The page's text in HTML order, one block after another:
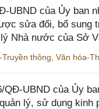
UBND của Ủy ban
sửa đổi, bổ sung
Nhà nước của Sở
thông Văn hóa-
QĐ-UBND của Ủy
lý, sử dụng kinh